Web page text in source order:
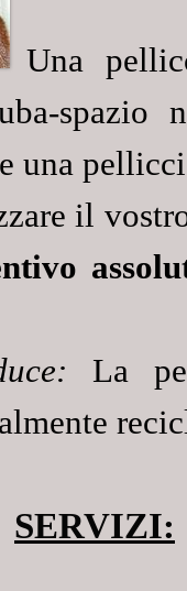
Una
spazio
una
il
La
SERVIZI: